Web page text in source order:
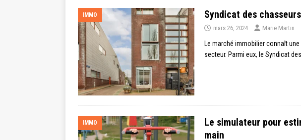
IMMO Syndicat des
mars 26, 2024 Marie Martin
Le marché immobilier connaît
secteur. Parmi eux, le Syndicat
IMMO
Le simulateur pour
main